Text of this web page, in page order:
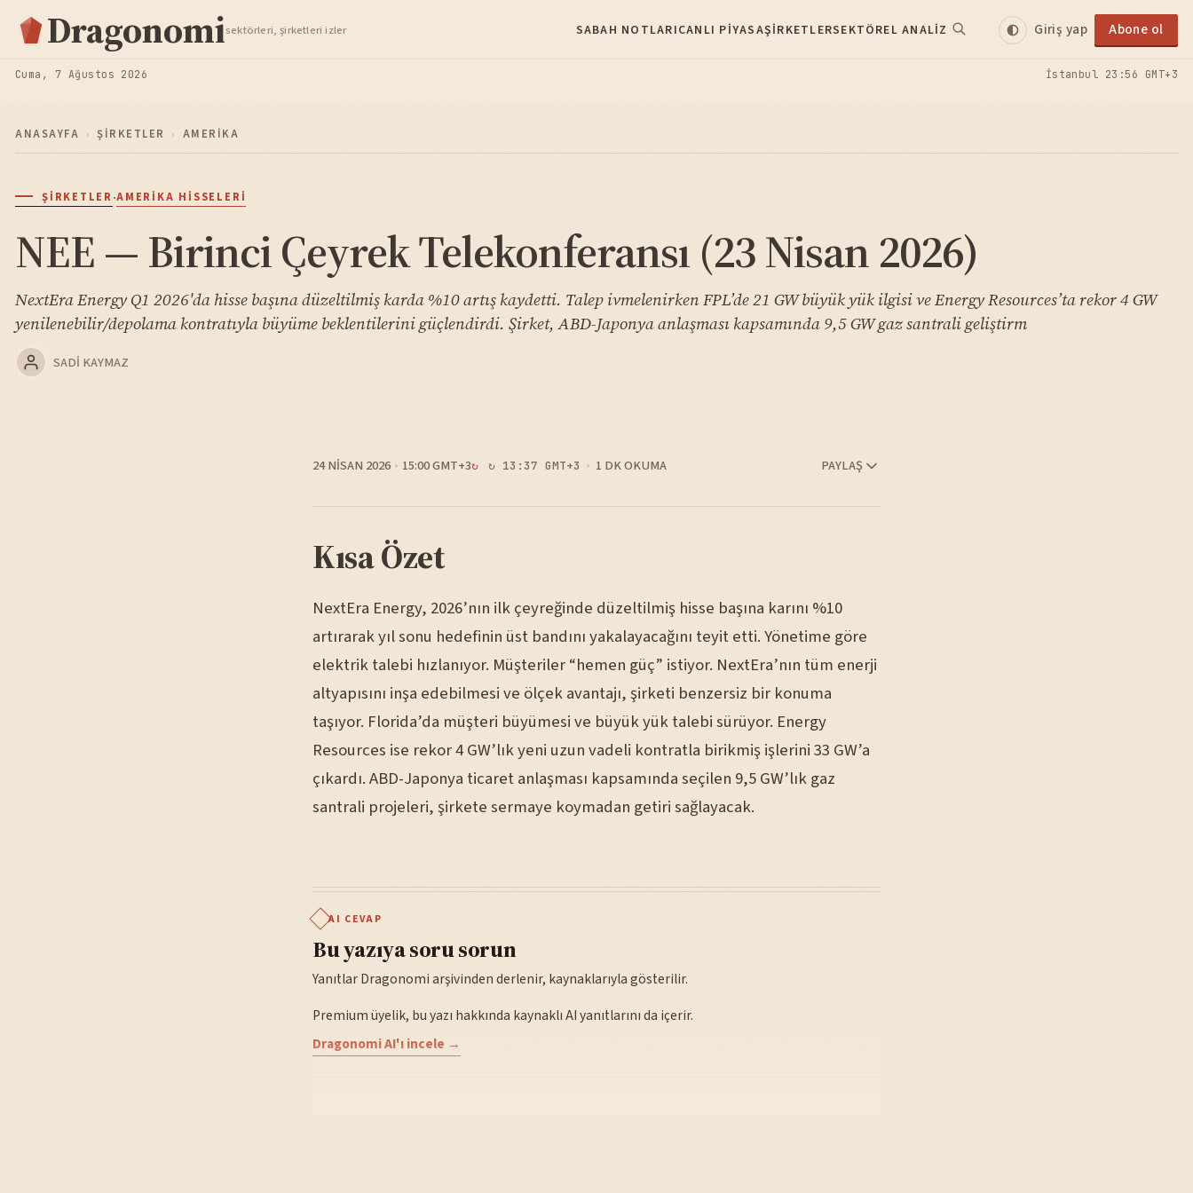
Dragonomisektörleri, şirketleri izler SABAH NOTLARICANLI PIYASAŞIRKETLERSEKTÖREL ANALIZ Giriş yap Abone ol
Cuma, 7 Ağustos 2026 İstanbul 23:56 GMT+3
ANASAYFA › ŞIRKETLER › AMERIKA
ŞIRKETLER·AMERIKA HISSELERI
NEE — Birinci Çeyrek Telekonferansı (23 Nisan 2026)
NextEra Energy Q1 2026'da hisse başına düzeltilmiş karda %10 artış kaydetti. Talep ivmelenirken FPL’de 21 GW büyük yük ilgisi ve Energy Resources’ta rekor 4 GW
yenilenebilir/depolama kontratıyla büyüme beklentilerini güçlendirdi. Şirket, ABD-Japonya anlaşması kapsamında 9,5 GW gaz santrali geliştirm
SADI KAYMAZ
24 NISAN 2026 15:00 GMT+3 ↻ 13:37 GMT+3 1 DK OKUMA PAYLAŞ
Kısa Özet
NextEra Energy, 2026’nın ilk çeyreğinde düzeltilmiş hisse başına karını %10
artırarak yıl sonu hedefinin üst bandını yakalayacağını teyit etti. Yönetime göre
elektrik talebi hızlanıyor. Müşteriler “hemen güç” istiyor. NextEra’nın tüm enerji
altyapısını inşa edebilmesi ve ölçek avantajı, şirketi benzersiz bir konuma
taşıyor. Florida’da müşteri büyümesi ve büyük yük talebi sürüyor. Energy
Resources ise rekor 4 GW’lık yeni uzun vadeli kontratla birikmiş işlerini 33 GW’a
çıkardı. ABD-Japonya ticaret anlaşması kapsamında seçilen 9,5 GW’lık gaz
santrali projeleri, şirkete sermaye koymadan getiri sağlayacak.
AI CEVAP
Bu yazıya soru sorun
Yanıtlar Dragonomi arşivinden derlenir, kaynaklarıyla gösterilir.
Premium üyelik, bu yazı hakkında kaynaklı AI yanıtlarını da içerir.
Dragonomi AI'ı incele →